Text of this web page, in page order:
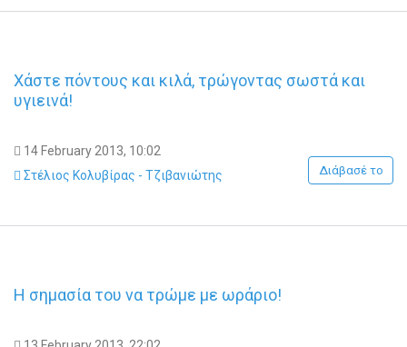
Χάστε πόντους και κιλά, τρώγοντας σωστά και
υγιεινά!
14 February 2013, 10:02
Στέλιος Κολυβίρας - Τζιβανιώτης
Διάβασέ το
Η σημασία του να τρώμε με ωράριο!